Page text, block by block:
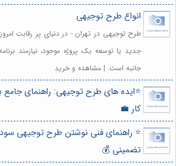
انواع طرح توجیهی
طرح توجیهی در تهران - در دنیای پر رقابت
جدید یا توسعه یک پروژه موجود، نیازمند
جانبه است. | مشاهده و خرید
⭐️ایده های طرح توجیهی: راهنمای
کار 💼
⭐️ راهنمای فنی نوشتن طرح توجیهی
تضمینی 💰